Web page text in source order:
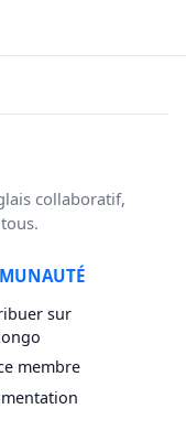
collaboratif,
sur
membre